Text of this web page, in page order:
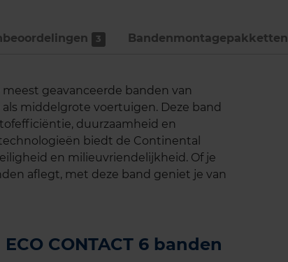
3 Bandenmontage­pakketten
meest geavanceerde banden van
middelgrote voertuigen. Deze band
duurzaamheid en
biedt de Continental
en milieuvriendelijkheid. Of je
aflegt, met deze band geniet je van
CONTACT 6 banden